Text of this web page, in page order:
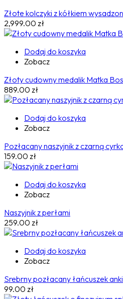
Złote kolczyki z kółkiem
2,999.00 zł
Dodaj do koszyka
Zobacz
Złoty cudowny medalik Matka
889.00 zł
Dodaj do koszyka
Zobacz
Pozłacany naszyjnik z czarną
159.00 zł
Dodaj do koszyka
Zobacz
Naszyjnik z perłami
259.00 zł
Dodaj do koszyka
Zobacz
Srebrny pozłacany łańcuszek
99.00 zł